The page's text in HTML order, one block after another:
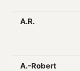
A.R.
A.-Robert